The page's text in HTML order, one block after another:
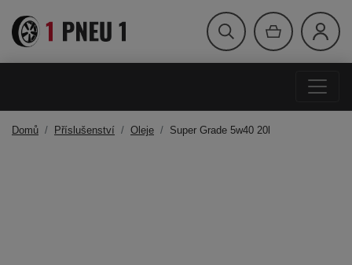
Domů Příslušenství Oleje Super Grade 5w40 20l